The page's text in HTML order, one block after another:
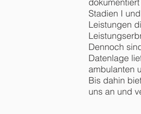
Stadien I
Leistungen
Dennoch
Datenlage
ambulanten
Bis dahin
uns an und